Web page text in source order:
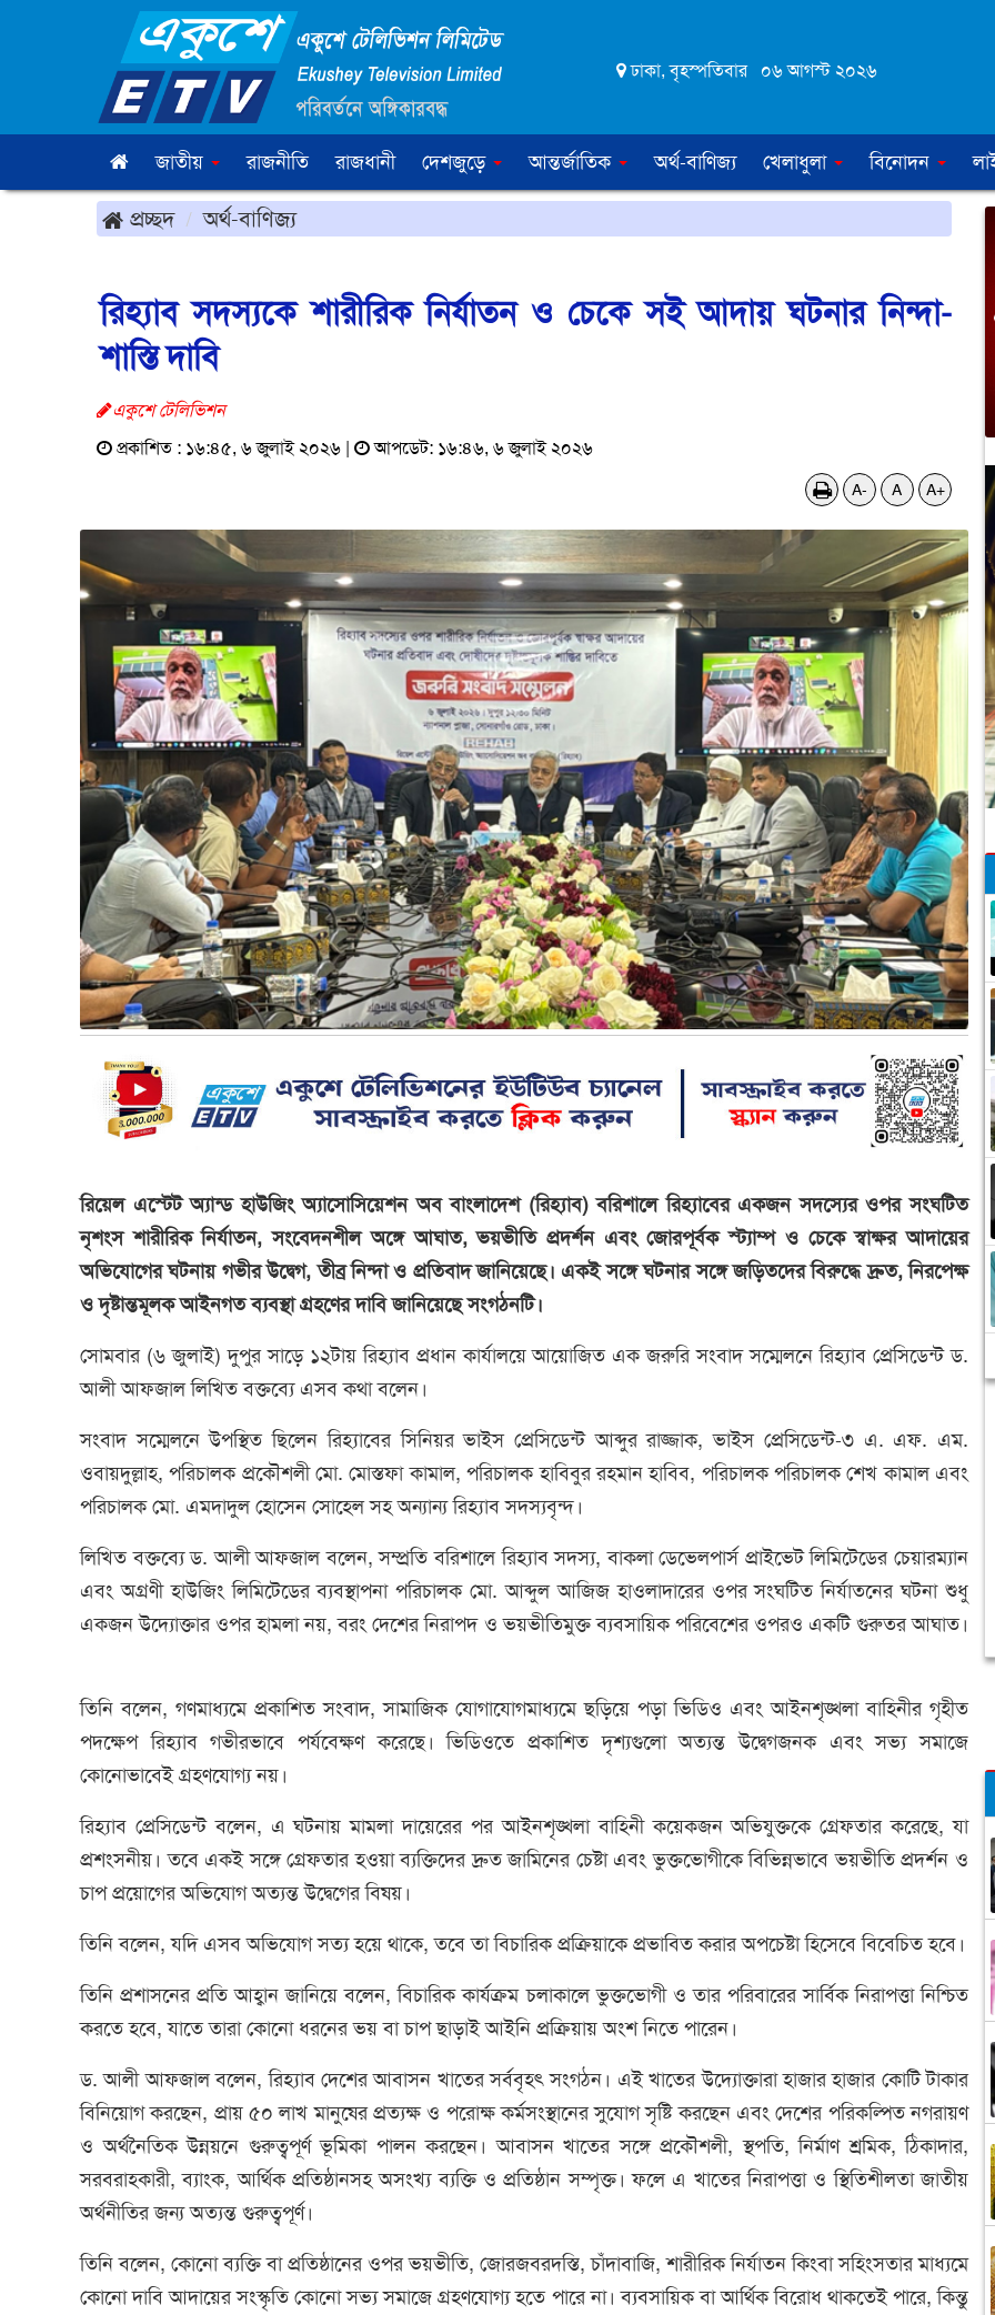
ঢাকা, বৃহস্পতিবার ০৬ আগস্ট ২০২৬
জাতীয় রাজনীতি রাজধানী দেশজুড়ে আন্তর্জাতিক অর্থ-বাণিজ্য খেলাধুলা বিনোদন
প্রচ্ছদ অর্থ-বাণিজ্য
রিহ্যাব সদস্যকে শারীরিক নির্যাতন ও চেকে সই আদায় ঘটনার নিন্দা-
শাস্তি দাবি
একুশে টেলিভিশন
প্রকাশিত : ১৬:৪৫, ৬ জুলাই ২০২৬ |
আপডেট: ১৬:৪৬, ৬ জুলাই ২০২৬
A- A A+
রিয়েল এস্টেট অ্যান্ড হাউজিং অ্যাসোসিয়েশন অব বাংলাদেশ (রিহ্যাব) বরিশালে রিহ্যাবের একজন সদস্যের ওপর সংঘটিত
নৃশংস শারীরিক নির্যাতন, সংবেদনশীল অঙ্গে আঘাত, ভয়ভীতি প্রদর্শন এবং জোরপূর্বক স্ট্যাম্প ও চেকে স্বাক্ষর আদায়ের
অভিযোগের ঘটনায় গভীর উদ্বেগ, তীব্র নিন্দা ও প্রতিবাদ জানিয়েছে। একই সঙ্গে ঘটনার সঙ্গে জড়িতদের বিরুদ্ধে দ্রুত, নিরপেক্ষ
ও দৃষ্টান্তমূলক আইনগত ব্যবস্থা গ্রহণের দাবি জানিয়েছে সংগঠনটি।
সোমবার (৬ জুলাই) দুপুর সাড়ে ১২টায় রিহ্যাব প্রধান কার্যালয়ে আয়োজিত এক জরুরি সংবাদ সম্মেলনে রিহ্যাব প্রেসিডেন্ট ড.
আলী আফজাল লিখিত বক্তব্যে এসব কথা বলেন।
সংবাদ সম্মেলনে উপস্থিত ছিলেন রিহ্যাবের সিনিয়র ভাইস প্রেসিডেন্ট আব্দুর রাজ্জাক, ভাইস প্রেসিডেন্ট-৩ এ. এফ. এম.
ওবায়দুল্লাহ, পরিচালক প্রকৌশলী মো. মোস্তফা কামাল, পরিচালক হাবিবুর রহমান হাবিব, পরিচালক পরিচালক শেখ কামাল এবং
পরিচালক মো. এমদাদুল হোসেন সোহেল সহ অন্যান্য রিহ্যাব সদস্যবৃন্দ।
লিখিত বক্তব্যে ড. আলী আফজাল বলেন, সম্প্রতি বরিশালে রিহ্যাব সদস্য, বাকলা ডেভেলপার্স প্রাইভেট লিমিটেডের চেয়ারম্যান
এবং অগ্রণী হাউজিং লিমিটেডের ব্যবস্থাপনা পরিচালক মো. আব্দুল আজিজ হাওলাদারের ওপর সংঘটিত নির্যাতনের ঘটনা শুধু
একজন উদ্যোক্তার ওপর হামলা নয়, বরং দেশের নিরাপদ ও ভয়ভীতিমুক্ত ব্যবসায়িক পরিবেশের ওপরও একটি গুরুতর আঘাত।
তিনি বলেন, গণমাধ্যমে প্রকাশিত সংবাদ, সামাজিক যোগাযোগমাধ্যমে ছড়িয়ে পড়া ভিডিও এবং আইনশৃঙ্খলা বাহিনীর গৃহীত
পদক্ষেপ রিহ্যাব গভীরভাবে পর্যবেক্ষণ করেছে। ভিডিওতে প্রকাশিত দৃশ্যগুলো অত্যন্ত উদ্বেগজনক এবং সভ্য সমাজে
কোনোভাবেই গ্রহণযোগ্য নয়।
রিহ্যাব প্রেসিডেন্ট বলেন, এ ঘটনায় মামলা দায়েরের পর আইনশৃঙ্খলা বাহিনী কয়েকজন অভিযুক্তকে গ্রেফতার করেছে, যা
প্রশংসনীয়। তবে একই সঙ্গে গ্রেফতার হওয়া ব্যক্তিদের দ্রুত জামিনের চেষ্টা এবং ভুক্তভোগীকে বিভিন্নভাবে ভয়ভীতি প্রদর্শন ও
চাপ প্রয়োগের অভিযোগ অত্যন্ত উদ্বেগের বিষয়।
তিনি বলেন, যদি এসব অভিযোগ সত্য হয়ে থাকে, তবে তা বিচারিক প্রক্রিয়াকে প্রভাবিত করার অপচেষ্টা হিসেবে বিবেচিত হবে।
তিনি প্রশাসনের প্রতি আহ্বান জানিয়ে বলেন, বিচারিক কার্যক্রম চলাকালে ভুক্তভোগী ও তার পরিবারের সার্বিক নিরাপত্তা নিশ্চিত
করতে হবে, যাতে তারা কোনো ধরনের ভয় বা চাপ ছাড়াই আইনি প্রক্রিয়ায় অংশ নিতে পারেন।
ড. আলী আফজাল বলেন, রিহ্যাব দেশের আবাসন খাতের সর্ববৃহৎ সংগঠন। এই খাতের উদ্যোক্তারা হাজার হাজার কোটি টাকার
বিনিয়োগ করছেন, প্রায় ৫০ লাখ মানুষের প্রত্যক্ষ ও পরোক্ষ কর্মসংস্থানের সুযোগ সৃষ্টি করছেন এবং দেশের পরিকল্পিত নগরায়ণ
ও অর্থনৈতিক উন্নয়নে গুরুত্বপূর্ণ ভূমিকা পালন করছেন। আবাসন খাতের সঙ্গে প্রকৌশলী, স্থপতি, নির্মাণ শ্রমিক, ঠিকাদার,
সরবরাহকারী, ব্যাংক, আর্থিক প্রতিষ্ঠানসহ অসংখ্য ব্যক্তি ও প্রতিষ্ঠান সম্পৃক্ত। ফলে এ খাতের নিরাপত্তা ও স্থিতিশীলতা জাতীয়
অর্থনীতির জন্য অত্যন্ত গুরুত্বপূর্ণ।
তিনি বলেন, কোনো ব্যক্তি বা প্রতিষ্ঠানের ওপর ভয়ভীতি, জোরজবরদস্তি, চাঁদাবাজি, শারীরিক নির্যাতন কিংবা সহিংসতার মাধ্যমে
কোনো দাবি আদায়ের সংস্কৃতি কোনো সভ্য সমাজে গ্রহণযোগ্য হতে পারে না। ব্যবসায়িক বা আর্থিক বিরোধ থাকতেই পারে, কিন্তু